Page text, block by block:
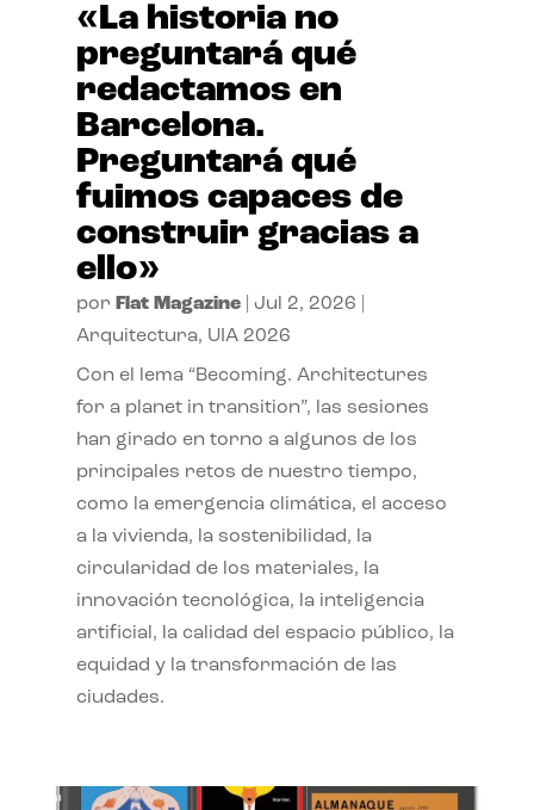
«La historia no
preguntará qué
redactamos en
Barcelona.
Preguntará qué
fuimos capaces de
construir gracias a
ello»
por Flat Magazine| Jul 2, 2026
Arquitectura, UIA 2026
Con el lema “Becoming. Architectures
for a planet in transition”, las sesiones
han girado en torno a algunos de los
principales retos de nuestro tiempo,
como la emergencia climática, el acceso
a la vivienda, la sostenibilidad, la
circularidad de los materiales, la
innovación tecnológica, la inteligencia
artificial, la calidad del espacio público, la
equidad y la transformación de las
ciudades.